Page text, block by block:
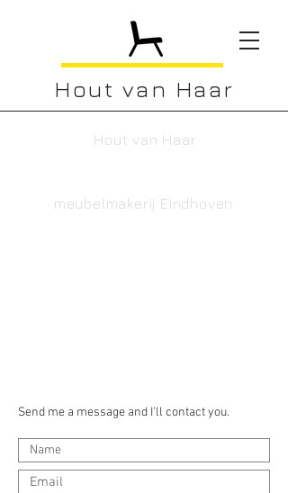
Hout van Haar
Hout van Haar
meubelmakerij Eindhoven
Send me a message and I'll contact you.